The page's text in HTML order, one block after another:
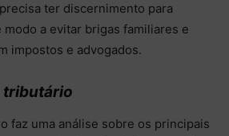
ter discernimento para
a evitar brigas familiares e
impostos e advogados.
tributário
faz uma análise sobre os principais